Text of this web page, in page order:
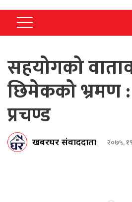
सहयोगको
छिमेकको भ्रमण
प्रचण्ड
खबरघर संवाददाता २०७५,